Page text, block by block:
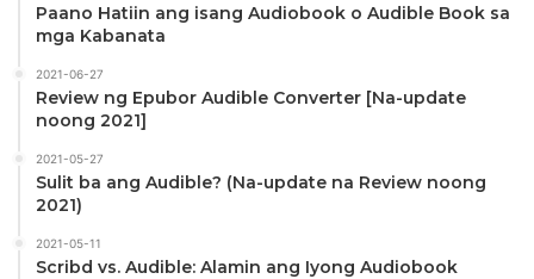
Paano Hatiin ang isang Audiobook o Audible Book sa
mga Kabanata
2021-06-27
Review ng Epubor Audible Converter [Na-update
noong 2021]
2021-05-27
Sulit ba ang Audible? (Na-update na Review noong
2021)
2021-05-11
Scribd vs. Audible: Alamin ang Iyong Audiobook